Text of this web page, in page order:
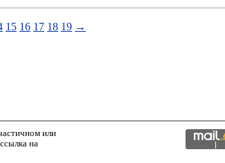
15 16 17 18 19 →
или
на